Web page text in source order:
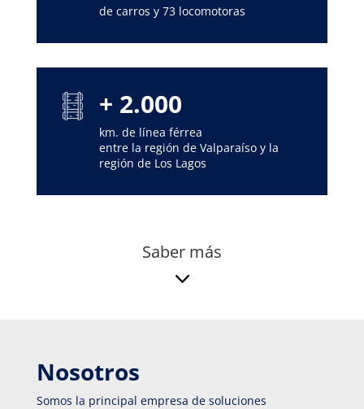
de carros y 73 locomotoras
+ 2.000
km. de línea férrea
entre la región de Valparaíso y la
región de Los Lagos
Saber más
3
Nosotros
Somos la principal empresa de soluciones